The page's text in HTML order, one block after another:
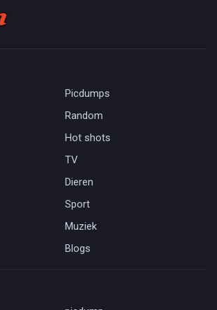
Picdumps
Random
Hot shots
TV
Dieren
Sport
Muziek
Blogs